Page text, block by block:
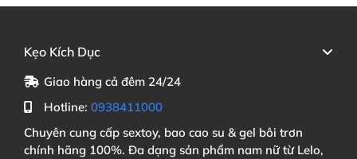
Kẹo Kích Dục
Giao hàng cả đêm 24/24
Hotline: 0938411000
Chuyên cung cấp sextoy, bao cao su & gel bôi trơn
chính hãng 100%. Đa dạng sản phẩm nam nữ từ Lelo,